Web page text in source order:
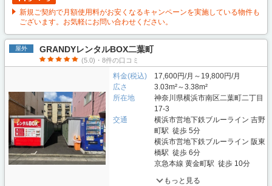
新規ご契約で月額使用料がお安くなるキャンペーンを実施している物件も
ございます。お気軽にお問い合わせください。
屋外 GRANDYレンタルBOX二葉町
(5.0)・8件の口コミ
料金(税込)
17,600円/月～19,800円/月
広さ
3.03m²～3.38m²
所在地
神奈川県横浜市南区二葉町二丁目
17-3
交通
横浜市営地下鉄ブルーライン 吉野
町駅 徒歩 5分
横浜市営地下鉄ブルーライン 阪東
橋駅 徒歩 6分
京急本線 黄金町駅 徒歩 10分
もっと見る